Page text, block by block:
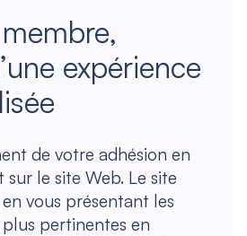
expérience
de votre adhésion en
le site Web. Le site
en vous présentant les
pertinentes en